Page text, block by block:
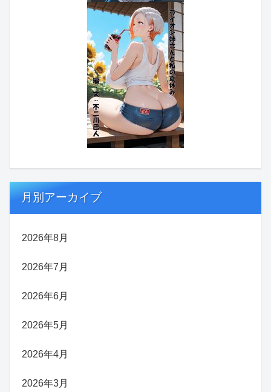
月別アーカイブ
2026年8月
2026年7月
2026年6月
2026年5月
2026年4月
2026年3月